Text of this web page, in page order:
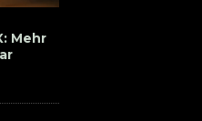
Mehr